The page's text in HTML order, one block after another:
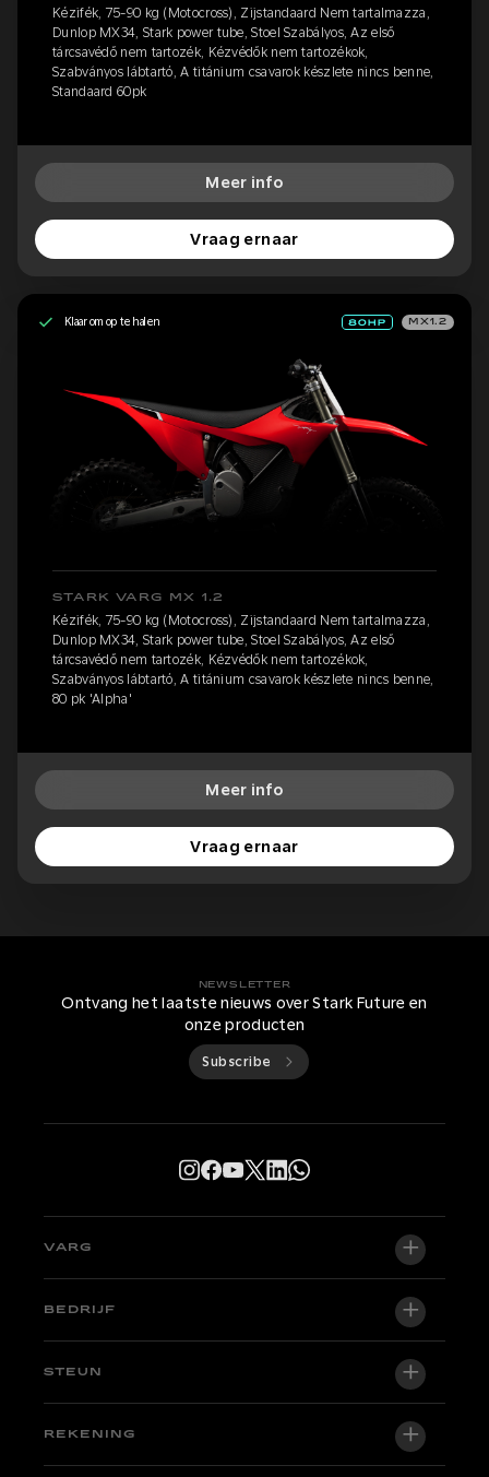
Kézifék, 75-90 kg (Motocross), Zijstandaard Nem tartalmazza,
Dunlop MX34, Stark power tube, Stoel Szabályos, Az első
tárcsavédő nem tartozék, Kézvédők nem tartozékok,
Szabványos lábtartó, A titánium csavarok készlete nincs benne,
Standaard 60pk
Meer info
Vraag ernaar
Klaar om op te halen MX1.2
STARK VARG MX 1.2
Kézifék, 75-90 kg (Motocross), Zijstandaard Nem tartalmazza,
Dunlop MX34, Stark power tube, Stoel Szabályos, Az első
tárcsavédő nem tartozék, Kézvédők nem tartozékok,
Szabványos lábtartó, A titánium csavarok készlete nincs benne,
80 pk 'Alpha'
Meer info
Vraag ernaar
NEWSLETTER
Ontvang het laatste nieuws over Stark Future en
onze producten
Subscribe
VARG
VARG EX
Fabriekseditie
Motoren op voorraad
BEDRIJF
Over ons
STEUN
Ondersteuningscentrum
REKENING